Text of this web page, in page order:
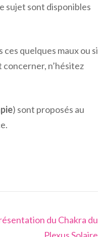
sujet sont disponibles
ces quelques maux ou si
concerner, n’hésitez
) sont proposés au
du Chakra du